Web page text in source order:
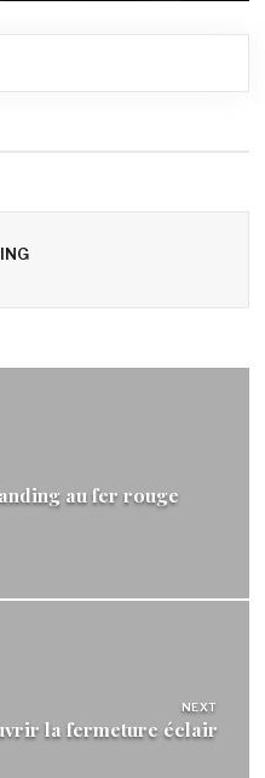
au fer rouge
NEXT
la fermeture éclair